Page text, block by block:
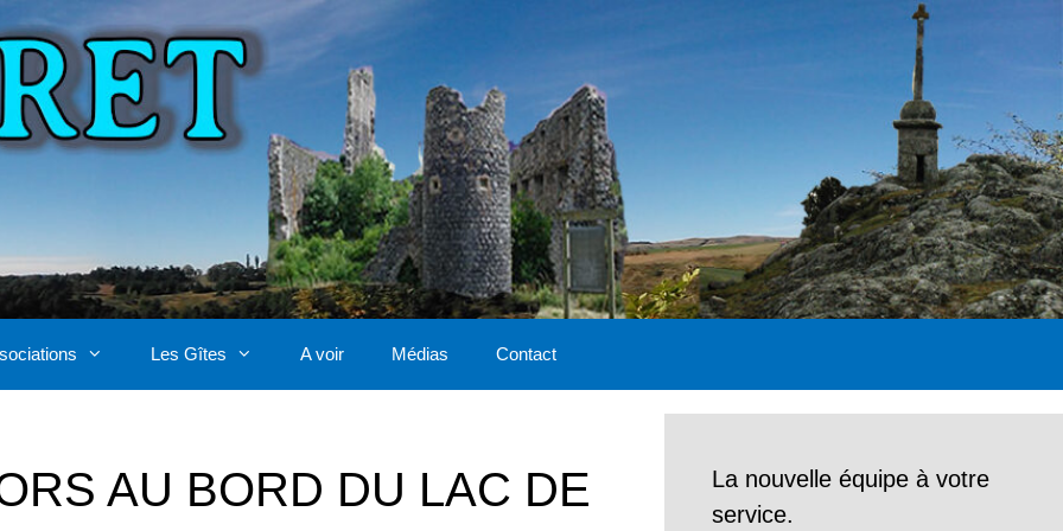
Les Gîtes A voir Médias Contact
AU BORD DU LAC DE
La nouvelle équipe à votre
service.